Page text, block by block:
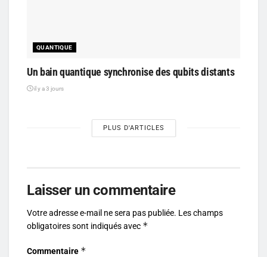
QUANTIQUE
Un bain quantique synchronise des qubits distants
il y a 3 jours
PLUS D'ARTICLES
Laisser un commentaire
Votre adresse e-mail ne sera pas publiée. Les champs
obligatoires sont indiqués avec *
Commentaire *